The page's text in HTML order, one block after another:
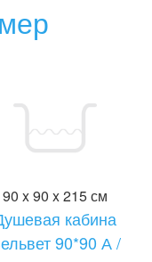
90 x 90 x 215 см
кабина
90*90 А /